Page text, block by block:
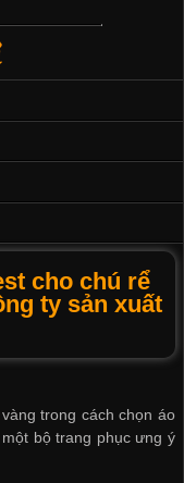
cho chú rể
ty sản xuất
trong cách chọn áo
bộ trang phục ưng ý